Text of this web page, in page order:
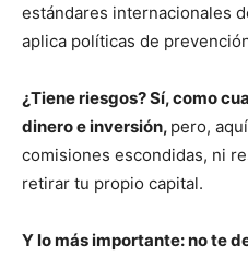
estándares internacionales
aplica políticas de
¿Tiene riesgos? Sí, como
dinero e inversión, pero,
comisiones escondidas, ni
retirar tu propio capital.
Y lo más importante: no te